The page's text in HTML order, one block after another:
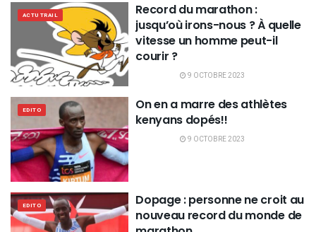
ACTU TRAIL
Record du marathon :
jusqu’où irons-nous ? À quelle
vitesse un homme peut-il
courir ?
9 OCTOBRE 2023
EDITO
On en a marre des athlètes
kenyans dopés!!
9 OCTOBRE 2023
EDITO
Dopage : personne ne croit au
nouveau record du monde de